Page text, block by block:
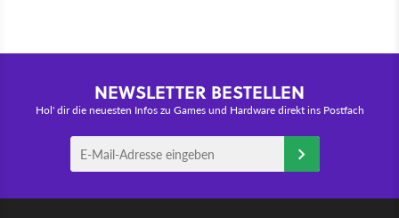
NEWSLETTER BESTELLEN
Hol' dir die neuesten Infos zu Games und Hardware direkt ins Postfach